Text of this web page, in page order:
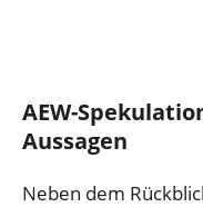
AEW-
Aussagen
Neben dem